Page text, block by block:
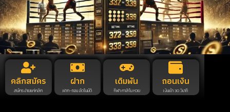
คลิกสมัคร
สมัครง่ายแค่คลิก
ฝาก
ฝาก-ถอน อัตโนมัติ
เดิมพัน
กีฬา คาสิโน หวย
ถอนเงิน
เงินเข้า 30 วินาที